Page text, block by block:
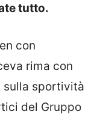
tutto.
con
rima con
sulla sportività
del Gruppo